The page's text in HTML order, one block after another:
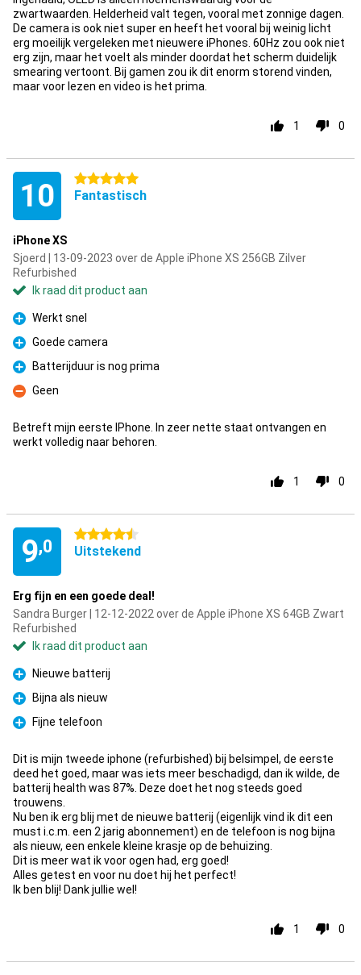
zwartwaarden. Helderheid valt tegen, vooral met zonnige dagen.
De camera is ook niet super en heeft het vooral bij weinig licht
erg moeilijk vergeleken met nieuwere iPhones. 60Hz zou ook niet
erg zijn, maar het voelt als minder doordat het scherm duidelijk
smearing vertoont. Bij gamen zou ik dit enorm storend vinden,
maar voor lezen en video is het prima.
1 0
10 5 sterren
Fantastisch
iPhone XS
Sjoerd | 13-09-2023 over de Apple iPhone XS 256GB Zilver
Refurbished
Ik raad dit product aan
Pluspunt
Werkt snel
Pluspunt
Goede camera
Pluspunt
Batterijduur is nog prima
Minpunt
Geen
Betreft mijn eerste IPhone. In zeer nette staat ontvangen en
werkt volledig naar behoren.
1 0
9,0
4.5 sterren
Uitstekend
Erg fijn en een goede deal!
Sandra Burger | 12-12-2022 over de Apple iPhone XS 64GB Zwart
Refurbished
Ik raad dit product aan
Pluspunt
Nieuwe batterij
Pluspunt
Bijna als nieuw
Pluspunt
Fijne telefoon
Dit is mijn tweede iphone (refurbished) bij belsimpel, de eerste
deed het goed, maar was iets meer beschadigd, dan ik wilde, de
batterij health was 87%. Deze doet het nog steeds goed
trouwens.
Nu ben ik erg blij met de nieuwe batterij (eigenlijk vind ik dit een
must i.c.m. een 2 jarig abonnement) en de telefoon is nog bijna
als nieuw, een enkele kleine krasje op de behuizing.
Dit is meer wat ik voor ogen had, erg goed!
Alles getest en voor nu doet hij het perfect!
Ik ben blij! Dank jullie wel!
1 0